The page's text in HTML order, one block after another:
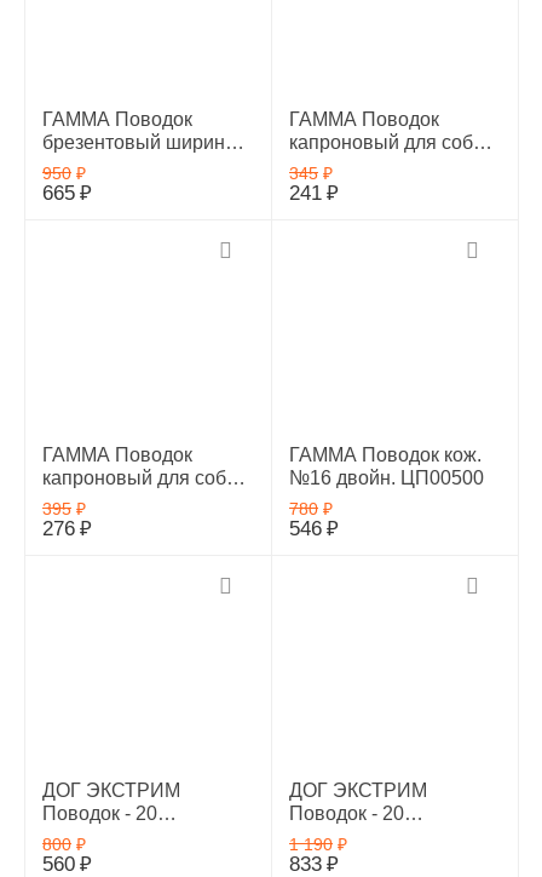
ГАММА Поводок
брезентовый ширина
2см ,длина 5м
950 ₽
665 ₽
ГАММА Поводок
капроновый для собак,
16*2000мм, 11012001
345 ₽
241 ₽
ГАММА Поводок
капроновый для собак,
16*3000мм, 11012002
395 ₽
276 ₽
ГАММА Поводок кож.
№16 двойн. ЦП00500
780 ₽
546 ₽
ДОГ ЭКСТРИМ
Поводок - 20
перестежка нейлон
двойной, красный,
800 ₽
560 ₽
ДОГ ЭКСТРИМ
Поводок - 20
перестежка нейлон
двойной, синий, 43292
1 190 ₽
833 ₽